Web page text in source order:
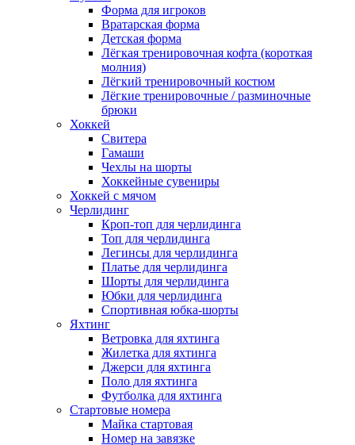
Форма для игроков
Вратарская форма
Детская форма
Лёгкая тренировочная кофта (короткая
молния)
Лёгкий тренировочный костюм
Лёгкие тренировочные / разминочные
брюки
Хоккей
Свитера
Гамаши
Чехлы на шорты
Хоккейные сувениры
Хоккей с мячом
Черлидинг
Кроп-топ для черлидинга
Топ для черлидинга
Легинсы для черлидинга
Платье для черлидинга
Шорты для черлидинга
Юбки для черлидинга
Спортивная юбка-шорты
Яхтинг
Ветровка для яхтинга
Жилетка для яхтинга
Джерси для яхтинга
Поло для яхтинга
Футболка для яхтинга
Стартовые номера
Майка стартовая
Номер на завязке